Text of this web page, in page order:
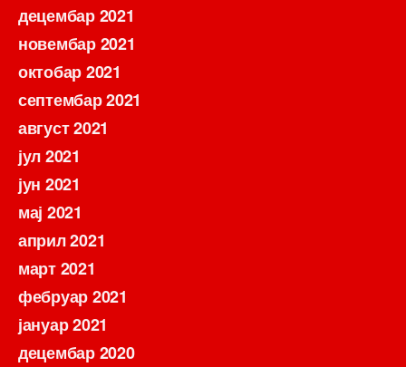
децембар 2021
новембар 2021
октобар 2021
септембар 2021
август 2021
јул 2021
јун 2021
мај 2021
април 2021
март 2021
фебруар 2021
јануар 2021
децембар 2020